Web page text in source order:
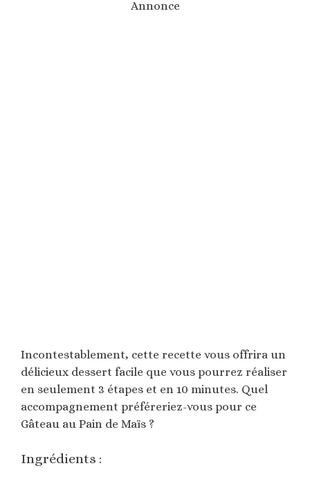
Annonce
Incontestablement, cette recette vous offrira un
délicieux dessert facile que vous pourrez réaliser
en seulement 3 étapes et en 10 minutes. Quel
accompagnement préféreriez-vous pour ce
Gâteau au Pain de Maïs ?
Ingrédients :